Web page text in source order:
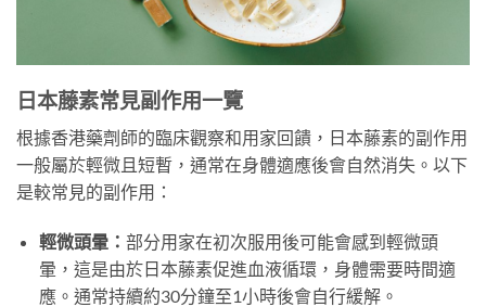
日本藤素常見副作用一覽
根據香港藥劑師的臨床觀察和用家回饋，日本藤素的副作用
一般屬於輕微且短暫，通常在身體適應後會自然消失。以下
是較常見的副作用：
輕微頭暈： 部分用家在初次服用後可能會感到輕微頭
暈，這是由於日本藤素促進血液循環，身體需要時間適
應。通常持續約30分鐘至1小時後會自行緩解。